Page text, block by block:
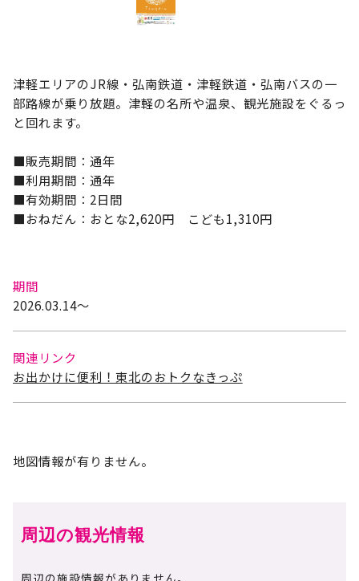
津軽エリアのJR線・弘南鉄道・津軽鉄道・弘南バスの一
部路線が乗り放題。津軽の名所や温泉、観光施設をぐるっ
と回れます。
■販売期間：通年
■利用期間：通年
■有効期間：2日間
■おねだん：おとな2,620円 こども1,310円
期間
2026.03.14～
関連リンク
お出かけに便利！東北のおトクなきっぷ
地図情報が有りません。
周辺の観光情報
周辺の施設情報がありません。